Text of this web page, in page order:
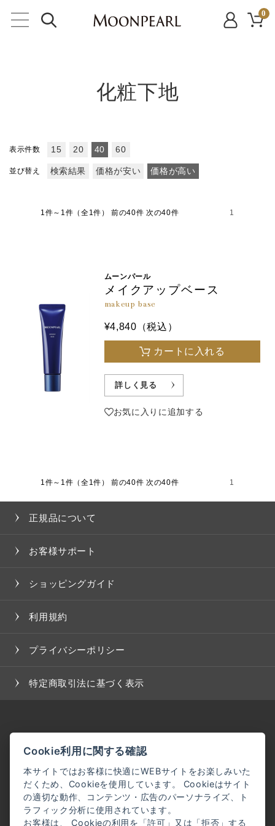
0
化粧下地
表示件数 15 20 40 60
並び替え 検索結果 価格が安い 価格が高い
1件～1件（全1件） 前の40件 次の40件 1
ムーンパール
メイクアップベース
makeup base
¥4,840（税込）
カートに入れる
詳しく見る
お気に入りに追加する
1件～1件（全1件） 前の40件 次の40件 1
正規品について
お客様サポート
ショッピングガイド
利用規約
プライバシーポリシー
特定商取引法に基づく表示
Cookie利用に関する確認
本サイトではお客様に快適にWEBサイトをお楽しみいた
だくため、Cookieを使用しています。 Cookieはサイト
の適切な動作、コンテンツ・広告のパーソナライズ、ト
ラフィック分析に使用されています。
お客様は、 Cookieの利用を「許可」又は「拒否」する